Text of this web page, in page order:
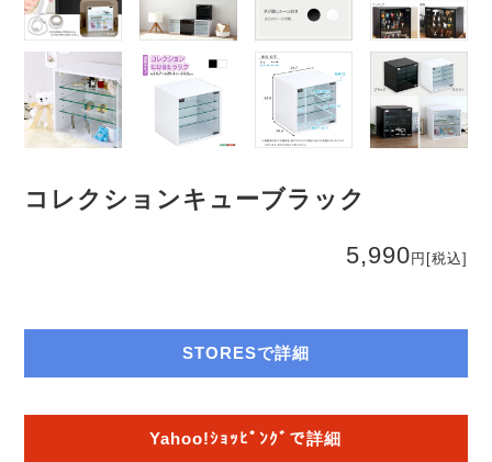
コレクションキューブラック
5,990円 [税込]
STORESで詳細
Yahoo!ｼｮｯﾋﾟﾝｸﾞで詳細